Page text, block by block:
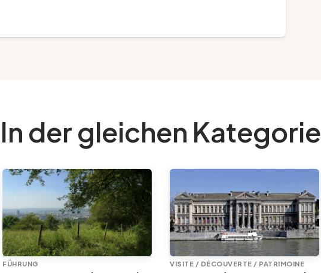
In der gleichen Kategorie
FÜHRUNG VISITE / DÉCOUVERTE / PATRIMOINE